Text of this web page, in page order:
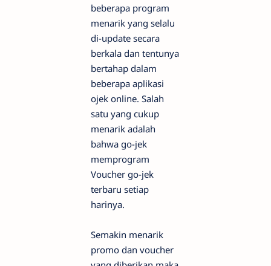
beberapa program
menarik yang selalu
di-update secara
berkala dan tentunya
bertahap dalam
beberapa aplikasi
ojek online. Salah
satu yang cukup
menarik adalah
bahwa go-jek
memprogram
Voucher go-jek
terbaru setiap
harinya.
Semakin menarik
promo dan voucher